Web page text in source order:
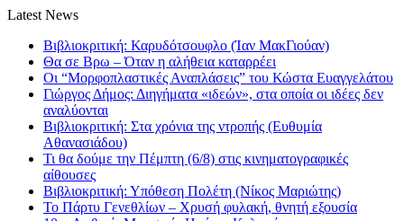
Latest News
Βιβλιοκριτική: Καρυδότσουφλο (Ίαν ΜακΓιούαν)
Θα σε Βρω – Όταν η αλήθεια καταρρέει
Οι “Μορφοπλαστικές Αναπλάσεις” του Κώστα Ευαγγελάτου
Γιώργος Δήμος: Διηγήματα «ιδεών», στα οποία οι ιδέες δεν
αναλύονται
Βιβλιοκριτική: Στα χρόνια της ντροπής (Ευθυμία
Αθανασιάδου)
Τι θα δούμε την Πέμπτη (6/8) στις κινηματογραφικές
αίθουσες
Βιβλιοκριτική: Υπόθεση Πολέτη (Νίκος Μαριώτης)
Το Πάρτυ Γενεθλίων – Χρυσή φυλακή, θνητή εξουσία